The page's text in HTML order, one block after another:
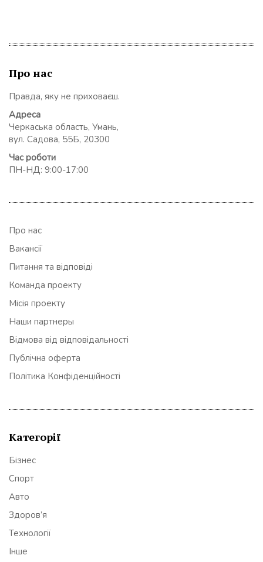
Про нас
Правда, яку не приховаєш.
Адреса
Черкаська область, Умань,
вул. Садова, 55Б, 20300
Час роботи
ПН-НД: 9:00-17:00
Про нас
Вакансії
Питання та відповіді
Команда проекту
Місія проекту
Наши партнеры
Відмова від відповідальності
Публічна оферта
Політика Конфіденційності
Категорії
Бізнес
Спорт
Авто
Здоров’я
Технології
Інше